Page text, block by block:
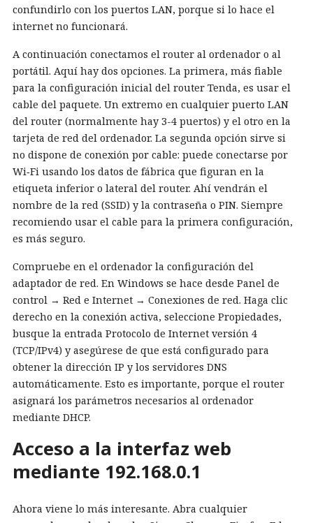
confundirlo con los puertos LAN, porque si lo hace el
internet no funcionará.
A continuación conectamos el router al ordenador o al
portátil. Aquí hay dos opciones. La primera, más fiable
para la configuración inicial del router Tenda, es usar el
cable del paquete. Un extremo en cualquier puerto LAN
del router (normalmente hay 3-4 puertos) y el otro en la
tarjeta de red del ordenador. La segunda opción sirve si
no dispone de conexión por cable: puede conectarse por
Wi‑Fi usando los datos de fábrica que figuran en la
etiqueta inferior o lateral del router. Ahí vendrán el
nombre de la red (SSID) y la contraseña o PIN. Siempre
recomiendo usar el cable para la primera configuración,
es más seguro.
Compruebe en el ordenador la configuración del
adaptador de red. En Windows se hace desde Panel de
control → Red e Internet → Conexiones de red. Haga clic
derecho en la conexión activa, seleccione Propiedades,
busque la entrada Protocolo de Internet versión 4
(TCP/IPv4) y asegúrese de que está configurado para
obtener la dirección IP y los servidores DNS
automáticamente. Esto es importante, porque el router
asignará los parámetros necesarios al ordenador
mediante DHCP.
Acceso a la interfaz web
mediante 192.168.0.1
Ahora viene lo más interesante. Abra cualquier